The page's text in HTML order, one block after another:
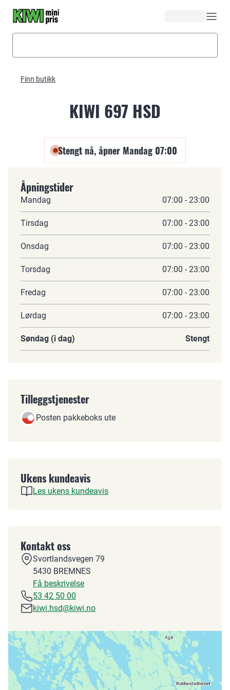
Finn butikk
KIWI 697 HSD
Stengt nå, åpner Mandag 07:00
Åpningstider
Mandag 07:00 - 23:00
Tirsdag 07:00 - 23:00
Onsdag 07:00 - 23:00
Torsdag 07:00 - 23:00
Fredag 07:00 - 23:00
Lørdag 07:00 - 23:00
Søndag (i dag) Stengt
Tilleggstjenester
Posten pakkeboks ute
Ukens kundeavis
Les ukens kundeavis
Kontakt oss
Svortlandsvegen 79
5430 BREMNES
Få beskrivelse
53 42 50 00
kiwi.hsd@kiwi.no